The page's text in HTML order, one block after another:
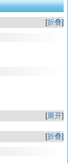
折叠
展开
折叠